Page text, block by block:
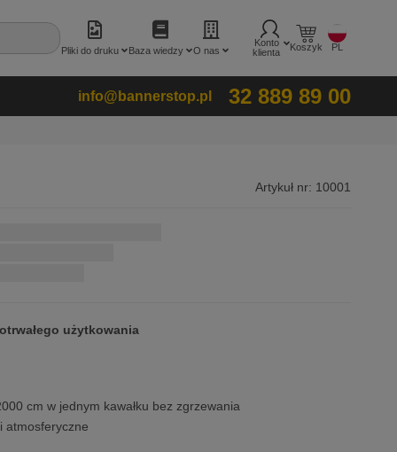
Pliki do druku Baza wiedzy O nas
Konto
klienta
Koszyk PL
info@bannerstop.pl 32 889 89 00
Artykuł nr: 10001
użytkowania
cm w jednym kawałku bez zgrzewania
atmosferyczne